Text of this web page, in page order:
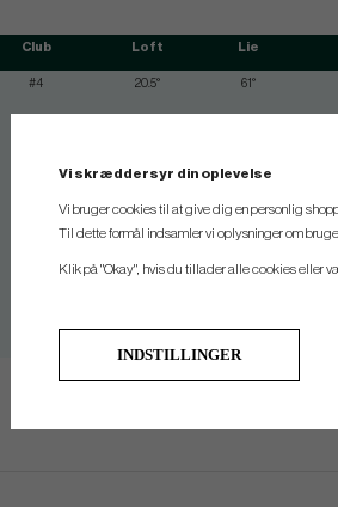
Club Loft Lie
#4 20.5° 61°
34° 63°
39° 63.5°
49° 64°
Vi skræddersyr din oplevelse
Vi bruger cookies til at give dig en personlig
Til dette formål indsamler vi oplysninger om
Klik på "Okay", hvis du tillader alle cookies eller
INDSTILLINGER